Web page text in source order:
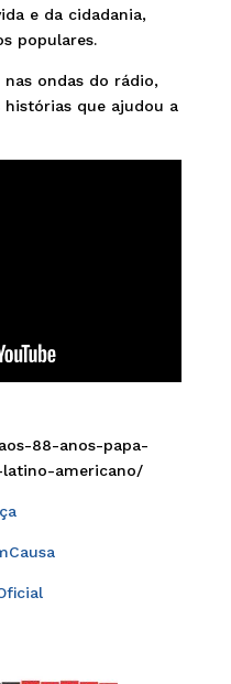
e da cidadania,
populares.
ondas do rádio,
histórias que ajudou a
88-anos-papa-
americano/